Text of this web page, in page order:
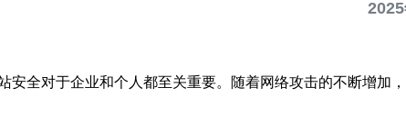
安全对于企业和个人都至关重要。随着网络攻击的不断增